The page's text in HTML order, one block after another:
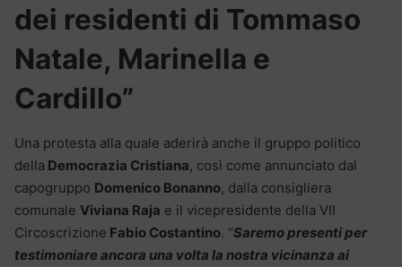
dei residenti di Tommaso
Natale, Marinella e
Cardillo”
Una protesta alla quale aderirà anche il gruppo politico
della Democrazia Cristiana, così come annunciato dal
capogruppo Domenico Bonanno, dalla consigliera
comunale Viviana Raja e il vicepresidente della VII
Circoscrizione Fabio Costantino. “Saremo presenti per
testimoniare ancora una volta la nostra vicinanza ai